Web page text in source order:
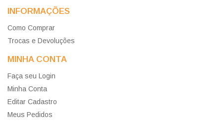
INFORMAÇÕES
Como Comprar
Trocas e Devoluções
MINHA CONTA
Faça seu Login
Minha Conta
Editar Cadastro
Meus Pedidos